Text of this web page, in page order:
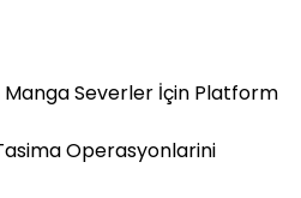
Severler İçin Platform
Operasyonlarini